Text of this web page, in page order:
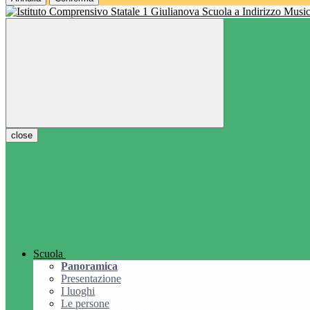
Scuola a Indirizzo
close
Scuola
Panoramica
Presentazione
I luoghi
Le persone